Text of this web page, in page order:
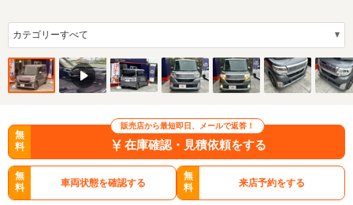
販売店から最短即日、メールで返答！
無
料
在庫確認・見積依頼をする
無
料
車両状態を確認する
無
料
来店予約をする